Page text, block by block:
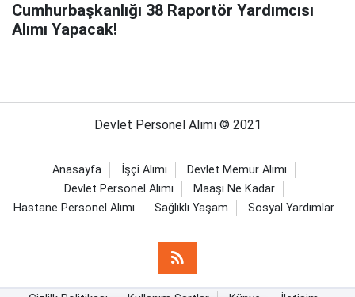
Cumhurbaşkanlığı 38 Raportör Yardımcısı
Alımı Yapacak!
Devlet Personel Alımı © 2021
Anasayfa İşçi Alımı
Devlet Memur Alımı
Devlet Personel Alımı
Maaşı Ne Kadar
Hastane Personel Alımı
Sağlıklı Yaşam Sosyal Yardımlar